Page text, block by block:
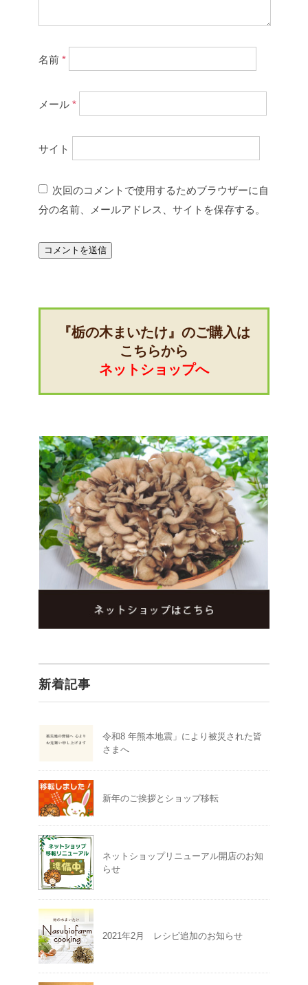
名前 *
メール *
サイト
次回のコメントで使用するためブラウザーに自
分の名前、メールアドレス、サイトを保存する。
『栃の木まいたけ』のご購入は
こちらから
ネットショップへ
新着記事
令和8 年熊本地震」により被災された皆
さまへ
新年のご挨拶とショップ移転
ネットショップリニューアル開店のお知
らせ
2021年2月 レシピ追加のお知らせ